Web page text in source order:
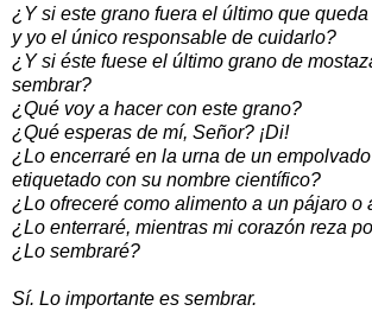
¿Y si este grano fuera el último que
y yo el único responsable de cuidarlo?
¿Y si éste fuese el último grano de
sembrar?
¿Qué voy a hacer con este grano?
¿Qué esperas de mí, Señor? ¡Di!
¿Lo encerraré en la urna de un
etiquetado con su nombre científico?
¿Lo ofreceré como alimento a un pájaro o
¿Lo enterraré, mientras mi corazón reza
¿Lo sembraré?
Sí. Lo importante es sembrar.